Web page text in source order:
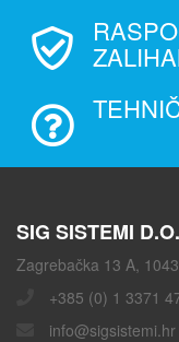
SIG SISTEMI
Zagrebačka 13 A,
+385 (0) 1 3371
info@sigsistemi.hr